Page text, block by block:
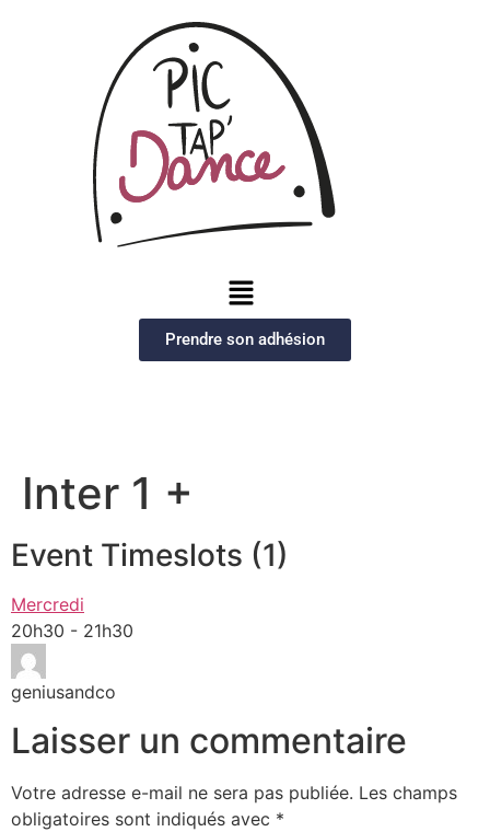
Prendre son adhésion
Inter 1 +
Event Timeslots (1)
Mercredi
20h30 - 21h30
geniusandco
Laisser un commentaire
Votre adresse e-mail ne sera pas publiée. Les champs
obligatoires sont indiqués avec *